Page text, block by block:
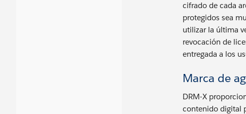
cifrado de cada
protegidos sea
utilizar la última
revocación de
entregada a los
Marca de
DRM-X
contenido digital